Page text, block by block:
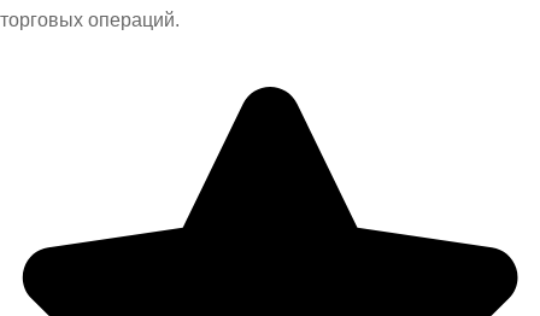
торговых операций.